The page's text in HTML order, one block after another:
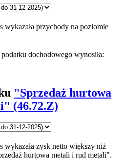
wykazała przychody na poziomie
dochodowego wynosiła:
"Sprzedaż hurtowa
(46.72.Z)
wykazała zysk netto większy niż
hurtowa metali i rud metali".